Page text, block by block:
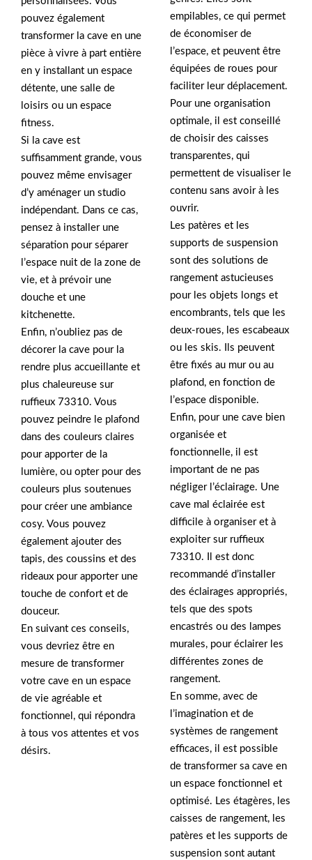
pouvez également
transformer la cave en une
pièce à vivre à part entière
en y installant un espace
détente, une salle de
loisirs ou un espace
fitness.
Si la cave est
suffisamment grande, vous
pouvez même envisager
d’y aménager un studio
indépendant. Dans ce cas,
pensez à installer une
séparation pour séparer
l’espace nuit de la zone de
vie, et à prévoir une
douche et une
kitchenette.
Enfin, n’oubliez pas de
décorer la cave pour la
rendre plus accueillante et
plus chaleureuse sur
ruffieux 73310. Vous
pouvez peindre le plafond
dans des couleurs claires
pour apporter de la
lumière, ou opter pour des
couleurs plus soutenues
pour créer une ambiance
cosy. Vous pouvez
également ajouter des
tapis, des coussins et des
rideaux pour apporter une
touche de confort et de
douceur.
En suivant ces conseils,
vous devriez être en
mesure de transformer
votre cave en un espace
de vie agréable et
fonctionnel, qui répondra
à tous vos attentes et vos
désirs.
empilables, ce qui permet
de économiser de
l’espace, et peuvent être
équipées de roues pour
faciliter leur déplacement.
Pour une organisation
optimale, il est conseillé
de choisir des caisses
transparentes, qui
permettent de visualiser le
contenu sans avoir à les
ouvrir.
Les patères et les
supports de suspension
sont des solutions de
rangement astucieuses
pour les objets longs et
encombrants, tels que les
deux-roues, les escabeaux
ou les skis. Ils peuvent
être fixés au mur ou au
plafond, en fonction de
l’espace disponible.
Enfin, pour une cave bien
organisée et
fonctionnelle, il est
important de ne pas
négliger l’éclairage. Une
cave mal éclairée est
difficile à organiser et à
exploiter sur ruffieux
73310. Il est donc
recommandé d’installer
des éclairages appropriés,
tels que des spots
encastrés ou des lampes
murales, pour éclairer les
différentes zones de
rangement.
En somme, avec de
l’imagination et de
systèmes de rangement
efficaces, il est possible
de transformer sa cave en
un espace fonctionnel et
optimisé. Les étagères, les
caisses de rangement, les
patères et les supports de
suspension sont autant